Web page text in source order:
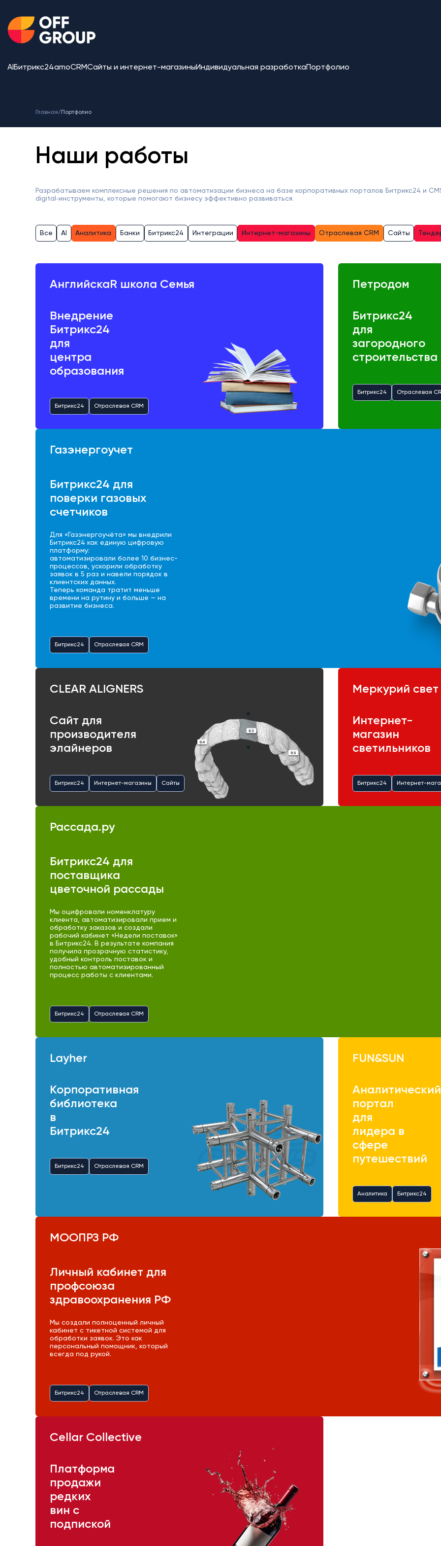
AI Битрикс24amoCRMСайты и интернет-магазиныИндивидуальная разработкаПортфолио
Главная/ Портфолио
Наши работы
Разрабатываем комплексные решения по автоматизации бизнеса на базе корпоративных порталов Битрикс24 и
digital‑инструменты, которые помогают бизнесу эффективно развиваться.
Все AI Аналитика Банки Битрикс24 Интеграции Интернет-магазины Отраслевая CRM Сайты
АнглийскаR школа Семья
Внедрение
Битрикс24
для
центра
образования
Битрикс24 Отраслевая CRM
Петродом
Битрикс24
для
загородного
строительства
Битрикс24 Отраслевая
Газэнергоучет
Битрикс24 для
поверки газовых
счетчиков
Для «Газэнергоучёта» мы внедрили
Битрикс24 как единую цифровую
платформу:
автоматизировали более 10 бизнес-
процессов, ускорили обработку
заявок в 5 раз и навели порядок в
клиентских данных.
Теперь команда тратит меньше
времени на рутину и больше — на
развитие бизнеса.
Битрикс24 Отраслевая CRM
CLEAR ALIGNERS
Сайт для
производителя
элайнеров
Битрикс24 Интернет-магазины Сайты
Меркурий свет
Интернет-
магазин
светильников
Битрикс24 Интернет-
Рассада.ру
Битрикс24 для
поставщика
цветочной рассады
Мы оцифровали номенклатуру
клиента, автоматизировали прием и
обработку заказов и создали
рабочий кабинет «Недели поставок»
в Битрикс24. В результате компания
получила прозрачную статистику,
удобный контроль поставок и
полностью автоматизированный
процесс работы с клиентами.
Битрикс24 Отраслевая CRM
Layher
Корпоративная
библиотека
в
Битрикс24
Битрикс24 Отраслевая CRM
FUN&SUN
Аналитический
портал
для
лидера в
сфере
путешествий
Аналитика Битрикс24
МООПРЗ РФ
Личный кабинет для
профсоюза
здравоохранения РФ
Мы создали полноценный личный
кабинет с тикетной системой для
обработки заявок. Это как
персональный помощник, который
всегда под рукой.
Битрикс24 Отраслевая CRM
Cellar Collective
Платформа
продажи
редких
вин с
подпиской